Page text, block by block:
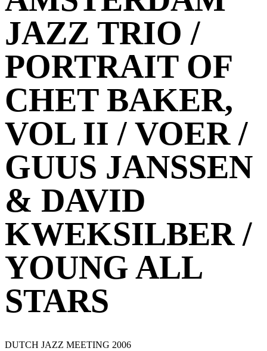
JAZZ TRIO /
PORTRAIT OF
CHET BAKER,
VOL II / VOER /
GUUS JANSSEN
& DAVID
KWEKSILBER /
YOUNG ALL
STARS
DUTCH JAZZ MEETING 2006